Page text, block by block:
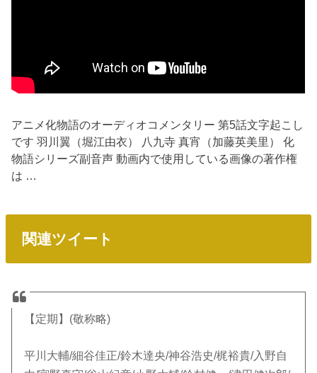
アニメ化物語のオーディオコメンタリー 第5話文字起こし
です 羽川翼（堀江由衣） 八九寺 真宵（加藤英美里） 化
物語シリーズ副音声 動画内で使用している画像の著作権
は …
関連ツイート
【定期】(敬称略)
平川大輔/細谷佳正/鈴木達央/神谷浩史/梶裕貴/入野自